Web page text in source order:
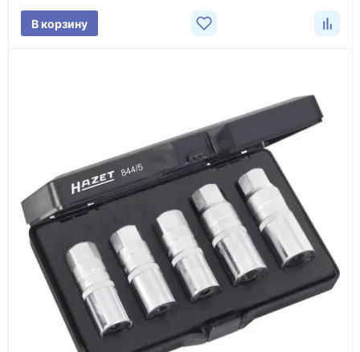
Подбираем оборудование, рассчитываем
стоимость товара и ориентировочную стоимость
4
Счёт и оплата
Согласовываем условия, готовим счёт, договор
или спецификацию и принимаем оплату по
реквизитам.
В корзину